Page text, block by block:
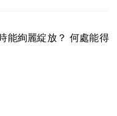
能絢麗綻放？ 何處能得